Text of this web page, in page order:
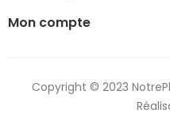
Mon compte
Copyright © 2023